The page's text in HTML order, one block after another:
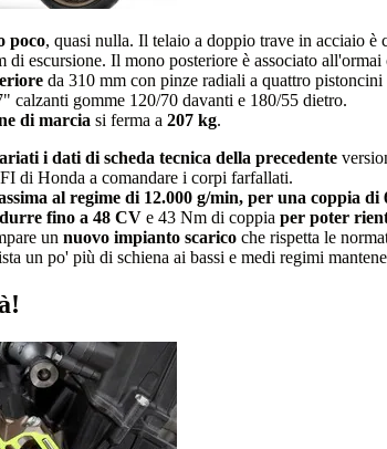
poco, quasi nulla. Il telaio a doppio trave in acciaio
di escursione. Il mono posteriore è associato
da 310 mm con pinze radiali a quattro pistoncini
calzanti gomme 120/70 davanti e 180/55 dietro.
di marcia si ferma a 207 kg.
i dati di scheda tecnica della precedente
di Honda a comandare i corpi farfallati.
al regime di 12.000 g/min, per una coppia di
fino a 48 CV e 43 Nm di coppia per poter
un nuovo impianto scarico che rispetta le
un po' più di schiena ai bassi e medi regimi